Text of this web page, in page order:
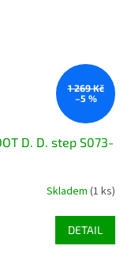
1 269 Kč
–5 %
D. D. step S073-
Skladem (1 ks)
DETAIL